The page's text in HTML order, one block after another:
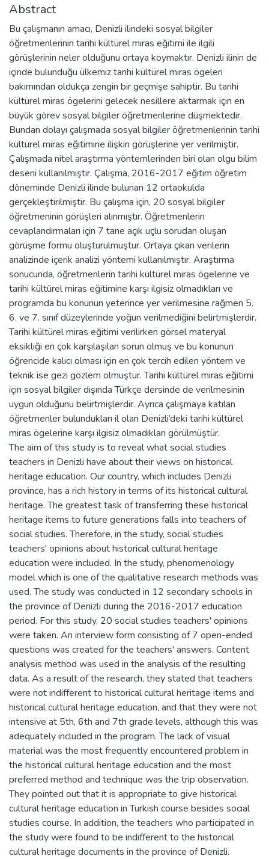
Abstract
Bu çalışmanın amacı, Denizli ilindeki sosyal bilgiler
öğretmenlerinin tarihi kültürel miras eğitimi ile ilgili
görüşlerinin neler olduğunu ortaya koymaktır. Denizli ilinin de
içinde bulunduğu ülkemiz tarihi kültürel miras ögeleri
bakımından oldukça zengin bir geçmişe sahiptir. Bu tarihi
kültürel miras ögelerini gelecek nesillere aktarmak için en
büyük görev sosyal bilgiler öğretmenlerine düşmektedir.
Bundan dolayı çalışmada sosyal bilgiler öğretmenlerinin tarihi
kültürel miras eğitimine ilişkin görüşlerine yer verilmiştir.
Çalışmada nitel araştırma yöntemlerinden biri olan olgu bilim
deseni kullanılmıştır. Çalışma, 2016-2017 eğitim öğretim
döneminde Denizli ilinde bulunan 12 ortaokulda
gerçekleştirilmiştir. Bu çalışma için, 20 sosyal bilgiler
öğretmeninin görüşleri alınmıştır. Öğretmenlerin
cevaplandırmaları için 7 tane açık uçlu sorudan oluşan
görüşme formu oluşturulmuştur. Ortaya çıkan verilerin
analizinde içerik analizi yöntemi kullanılmıştır. Araştırma
sonucunda, öğretmenlerin tarihi kültürel miras ögelerine ve
tarihi kültürel miras eğitimine karşı ilgisiz olmadıkları ve
programda bu konunun yeterince yer verilmesine rağmen 5.
6. ve 7. sınıf düzeylerinde yoğun verilmediğini belirtmişlerdir.
Tarihi kültürel miras eğitimi verilirken görsel materyal
eksikliği en çok karşılaşılan sorun olmuş ve bu konunun
öğrencide kalıcı olması için en çok tercih edilen yöntem ve
teknik ise gezi gözlem olmuştur. Tarihi kültürel miras eğitimi
için sosyal bilgiler dışında Türkçe dersinde de verilmesinin
uygun olduğunu belirtmişlerdir. Ayrıca çalışmaya katılan
öğretmenler bulundukları il olan Denizli’deki tarihi kültürel
miras ögelerine karşı ilgisiz olmadıkları görülmüştür.
The aim of this study is to reveal what social studies
teachers in Denizli have about their views on historical
heritage education. Our country, which includes Denizli
province, has a rich history in terms of its historical cultural
heritage. The greatest task of transferring these historical
heritage items to future generations falls into teachers of
social studies. Therefore, in the study, social studies
teachers' opinions about historical cultural heritage
education were included. In the study, phenomenology
model which is one of the qualitative research methods was
used. The study was conducted in 12 secondary schools in
the province of Denizli during the 2016-2017 education
period. For this study, 20 social studies teachers' opinions
were taken. An interview form consisting of 7 open-ended
questions was created for the teachers' answers. Content
analysis method was used in the analysis of the resulting
data. As a result of the research, they stated that teachers
were not indifferent to historical cultural heritage items and
historical cultural heritage education, and that they were not
intensive at 5th, 6th and 7th grade levels, although this was
adequately included in the program. The lack of visual
material was the most frequently encountered problem in
the historical cultural heritage education and the most
preferred method and technique was the trip observation.
They pointed out that it is appropriate to give historical
cultural heritage education in Turkish course besides social
studies course. In addition, the teachers who participated in
the study were found to be indifferent to the historical
cultural heritage documents in the province of Denizli.